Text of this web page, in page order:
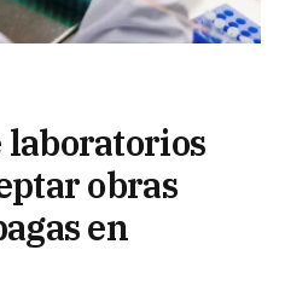
obras
en